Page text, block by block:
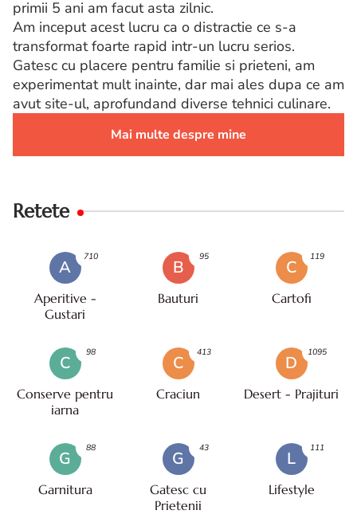
primii 5 ani am facut asta zilnic.
Am inceput acest lucru ca o distractie ce s-a
transformat foarte rapid intr-un lucru serios.
Gatesc cu placere pentru familie si prieteni, am
experimentat mult inainte, dar mai ales dupa ce am
avut site-ul, aprofundand diverse tehnici culinare.
Mai multe despre mine
Retete
A
Aperitive -
Gustari
710
B
Bauturi
95
C
Cartofi
119
C
Conserve pentru
iarna
98
C
Craciun
413
D
Desert - Prajituri
1095
G
Garnitura
88
G
Gatesc cu
Prietenii
43
L
Lifestyle
111